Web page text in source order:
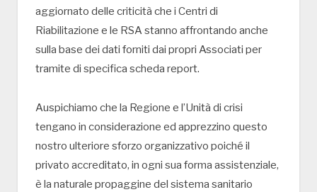
aggiornato delle criticità che i Centri di
Riabilitazione e le RSA stanno affrontando anche
sulla base dei dati forniti dai propri Associati per
tramite di specifica scheda report.
Auspichiamo che la Regione e l’Unità di crisi
tengano in considerazione ed apprezzino questo
nostro ulteriore sforzo organizzativo poiché il
privato accreditato, in ogni sua forma assistenziale,
è la naturale propaggine del sistema sanitario